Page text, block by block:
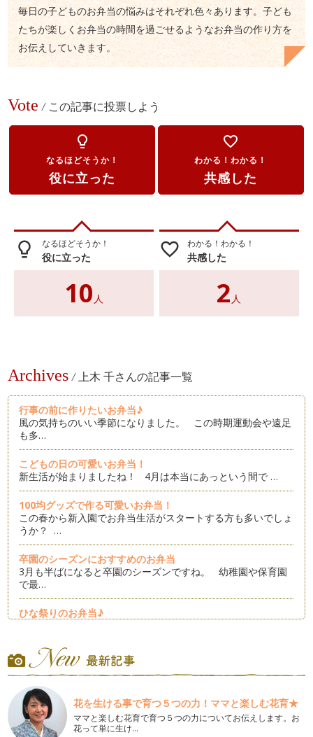
毎日の子どものお弁当の悩みはそれぞれ色々あります。子ども
たちが楽しくお弁当の時間を過ごせるようなお弁当の作り方を
お伝えしていきます。
Vote / この記事に投票しよう
lightbulb_outline
なるほどそうか！
役に立った
favorite_border
わかる！わかる！
共感した
lightbulb_outline なるほどそうか！
役に立った
10 人
favorite_border わかる！わかる！
共感した
2 人
Archives / 上木 千さんの記事一覧
行事の前に作りたいお弁当♪
風の気持ちのいい季節になりました。 この時期運動会や遠足
も多…
こどもの日の可愛いお弁当！
新生活が始まりましたね！ 4月は本当にあっという間で …
100均グッズで作る可愛いお弁当！
この春から新入園でお弁当生活がスタートする方も多いでしょ
うか？ …
卒園のシーズンにおすすめのお弁当
3月も半ばになると卒園のシーズンですね。 幼稚園や保育園
で最…
ひな祭りのお弁当♪
簡単可愛い！ハートのお弁当♪
バレンタインもある２月にピッタリなのがハートのおかず！
今日…
節分の可愛いお弁当！
2月のイベント…
花を生ける事で育つ５つの力！ママと楽しむ花育★
ママと楽しむ花育で育つ５つの力についてお伝えします。お
花って単に生け…